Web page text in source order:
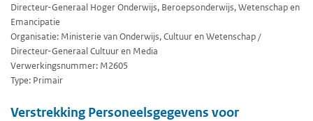
Directeur-Generaal Hoger Onderwijs, Beroepsonderwijs, Wetenschap en
Emancipatie
Organisatie: Ministerie van Onderwijs, Cultuur en Wetenschap /
Directeur-Generaal Cultuur en Media
Verwerkingsnummer: M2605
Type: Primair
Verstrekking Personeelsgegevens voor